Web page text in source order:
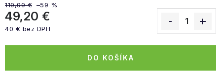
119,99 € –59 %
49,20 €
40 € bez DPH
DO KOŠÍKA